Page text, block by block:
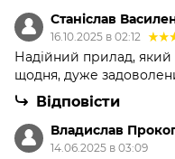
Станіслав
16.10.2025 в 02:12
Надійний прилад, який
щодня, дуже
Відповісти
Владислав
14.06.2025 в 03:09